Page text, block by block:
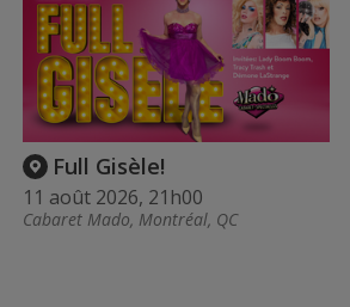
Full Gisèle!
11 août 2026, 21h00
Cabaret Mado, Montréal, QC